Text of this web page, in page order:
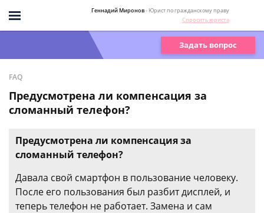
Геннадий Миронов- Юрист по гражданскому праву
Спросить юриста
Задать вопрос
FAQ
Предусмотрена ли компенсация за
сломанный телефон?
Предусмотрена ли компенсация за
сломанный телефон?
Давала свой смартфон в пользование человеку.
После его пользования был разбит дисплей, и
теперь телефон не работает. Замена и сам